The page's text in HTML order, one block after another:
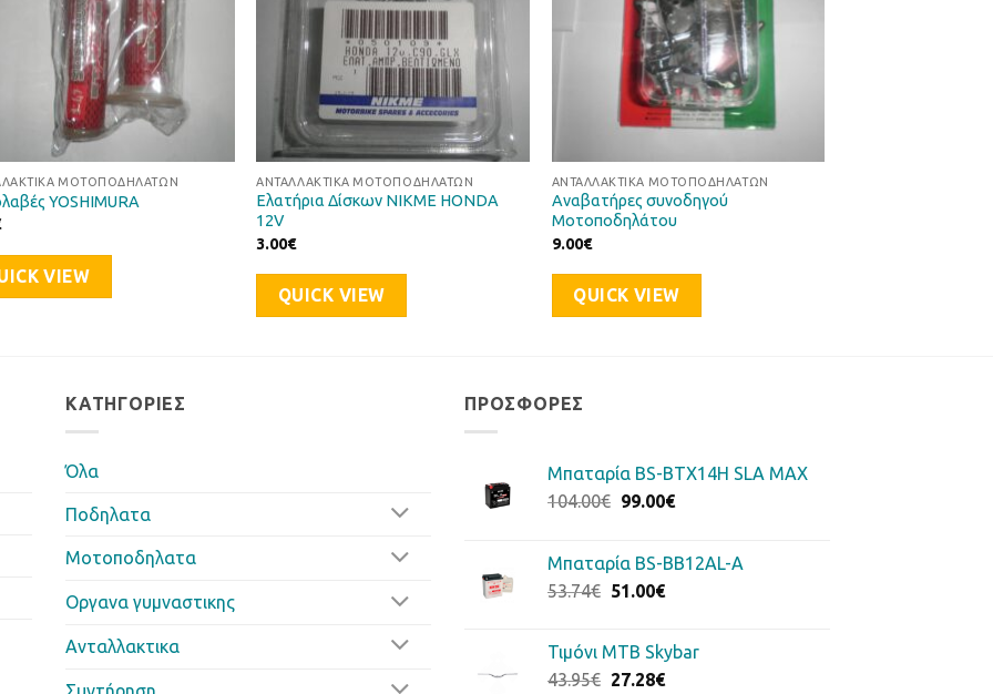
ΜΟΤΟΠΟΔΗΛΆΤΩΝ
YOSHIMURA
VIEW
ΑΝΤΑΛΛΑΚΤΙΚΆ ΜΟΤΟΠΟΔΗΛΆΤΩΝ
Ελατήρια Δίσκων NIKME HONDA
12V
3.00€
QUICK VIEW
ΑΝΤΑΛΛΑΚΤΙΚΆ ΜΟΤΟΠΟΔΗΛΆΤΩΝ
Αναβατήρες συνοδηγού
Μοτοποδηλάτου
9.00€
QUICK VIEW
ΚΑΤΗΓΟΡΊΕΣ
Όλα
Ποδηλατα
Μοτοποδηλατα
Οργανα γυμναστικης
Ανταλλακτικα
ΠΡΟΣΦΟΡΈΣ
Μπαταρία BS-BTX14H SLA MAX
104.00€ Original
104.00€.
99.00€Η
είναι:
Μπαταρία BS-BB12AL-A
53.74€ Original
53.74€.
51.00€Η
είναι:
51.00€.
Τιμόνι MTB Skybar
43.95€ Original
27.28€Η